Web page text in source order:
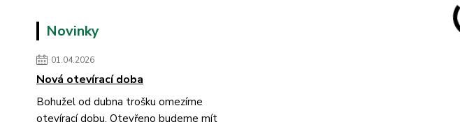
Novinky
01.04.2026
Nová otevírací doba
Bohužel od dubna trošku omezíme
otevírací dobu. Otevřeno budeme mít